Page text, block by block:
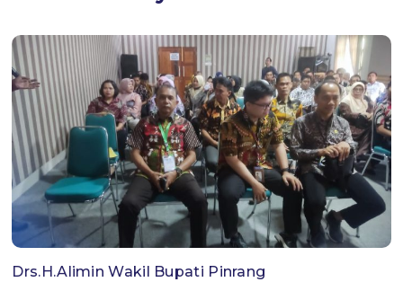
Drs.H.Alimin Wakil Bupati Pinrang